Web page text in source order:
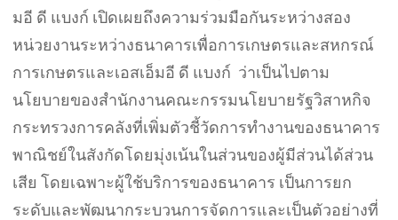
มอี ดี แบงก์ เปิดเผยถึงความร่วมมือกันระหว่างสอง
หน่วยงานระหว่างธนาคารเพื่อการเกษตรและสหกรณ์
การเกษตรและเอสเอ็มอี ดี แบงก์ ว่าเป็นไปตาม
นโยบายของสำนักงานคณะกรรมนโยบายรัฐวิสาหกิจ
กระทรวงการคลังที่เพิ่มตัวชี้วัดการทำงานของธนาคาร
พาณิชย์ในสังกัดโดยมุ่งเน้นในส่วนของผู้มีส่วนได้ส่วน
เสีย โดยเฉพาะผู้ใช้บริการของธนาคาร เป็นการยก
ระดับและพัฒนากระบวนการจัดการและเป็นตัวอย่างที่